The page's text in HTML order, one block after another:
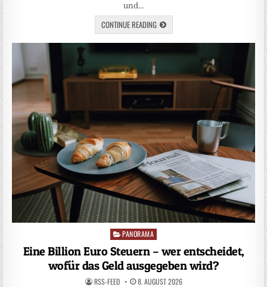
und…
CONTINUE READING
Posted
in
PANORAMA
Eine Billion Euro Steuern – wer entscheidet,
wofür das Geld ausgegeben wird?
RSS-FEED 8. AUGUST 2026